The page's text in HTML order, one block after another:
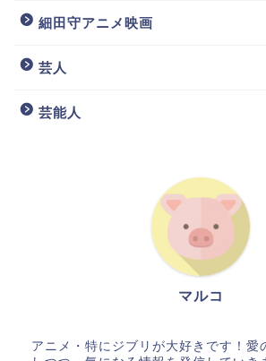
細田守アニメ映画
芸人
芸能人
マルコ
アニメ・特にジブリが大好きです！愛